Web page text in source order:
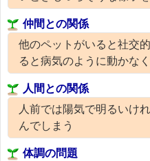
仲間との関係
他のペットがいると社交
ると病気のように動かな
人間との関係
人前では陽気で明るいけ
んでしまう
体調の問題